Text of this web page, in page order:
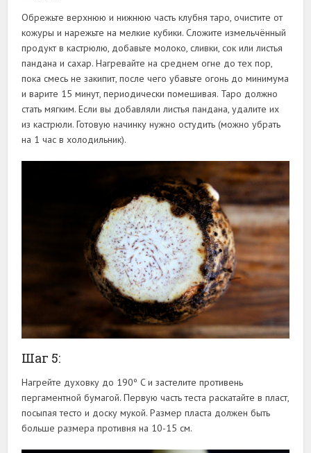
Обрежьте верхнюю и нижнюю часть клубня таро, очистите от
кожуры и нарежьте на мелкие кубики. Сложите измельчённый
продукт в кастрюлю, добавьте молоко, сливки, сок или листья
пандана и сахар. Нагревайте на среднем огне до тех пор,
пока смесь не закипит, после чего убавьте огонь до минимума
и варите 15 минут, периодически помешивая. Таро должно
стать мягким. Если вы добавляли листья пандана, удалите их
из кастрюли. Готовую начинку нужно остудить (можно убрать
на 1 час в холодильник).
Шаг 5:
Нагрейте духовку до 190º C и застелите противень
пергаментной бумагой. Первую часть теста раскатайте в пласт,
посыпая тесто и доску мукой. Размер пласта должен быть
больше размера противня на 10-15 см.